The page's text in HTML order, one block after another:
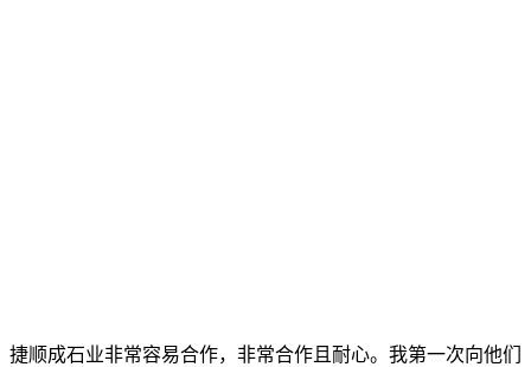
捷顺成石业非常容易合作，非常合作且耐心。我第一次向他们